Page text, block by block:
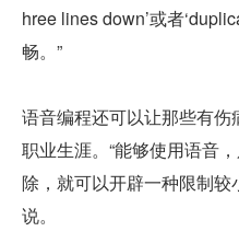
hree lines down’或者
畅。”
语音编程还可以让那些有
职业生涯。“能够使用语音
除，就可以开辟一种限制较
说。